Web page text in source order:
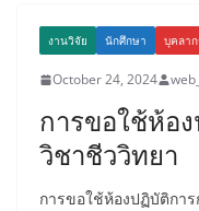
งานวิจัย นักศึกษา บุคลาก
October 24, 2024
การขอใช้ห้อ
วิชาชีววิทยา
การขอใช้ห้องปฏิบัติกา